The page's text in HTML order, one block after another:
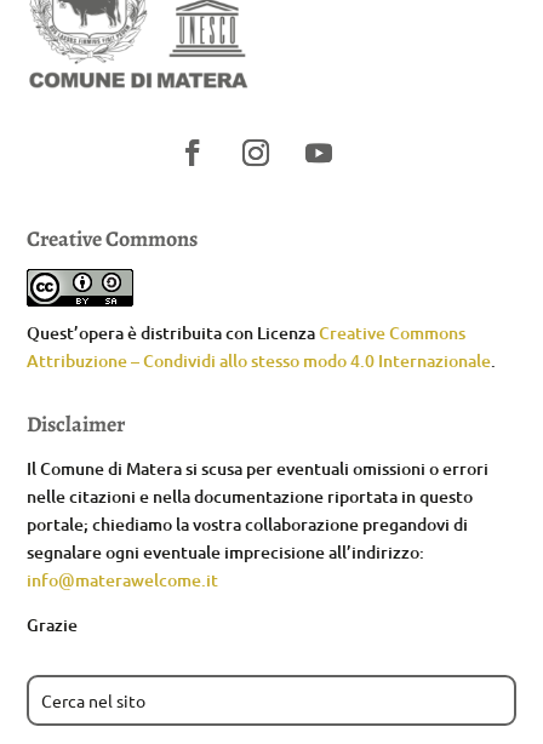
Creative Commons
Quest’opera è distribuita con LicenzaCreative Commons
Attribuzione – Condividi allo stesso modo 4.0 Internazionale.
Disclaimer
Il Comune di Matera si scusa per eventuali omissioni o errori
nelle citazioni e nella documentazione riportata in questo
portale; chiediamo la vostra collaborazione pregandovi di
segnalare ogni eventuale imprecisione all’indirizzo:
info@materawelcome.it
Grazie